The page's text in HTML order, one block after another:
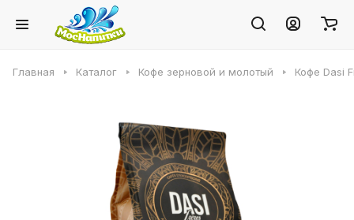
Главная Каталог Кофе зерновой и молотый Кофе Dasi